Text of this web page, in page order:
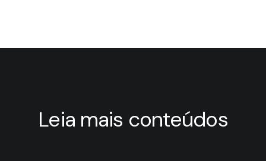
Leia mais conteúdos